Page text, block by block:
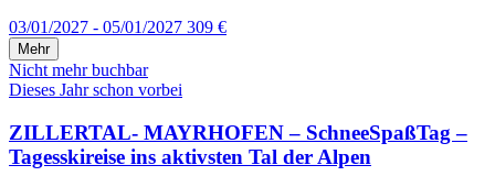
03/01/2027 - 05/01/2027 309 €
Mehr
Nicht mehr buchbar
Dieses Jahr schon vorbei
ZILLERTAL- MAYRHOFEN – SchneeSpaßTag –
Tagesskireise ins aktivsten Tal der Alpen